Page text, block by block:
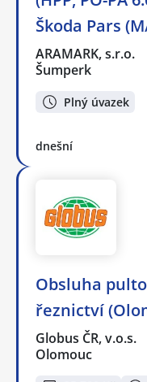
Škoda Pars
ARAMARK, s.r.o.
Šumperk
Plný úvazek
dnešní
Obsluha
řeznictví
Globus ČR, v.o.s.
Olomouc